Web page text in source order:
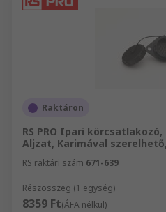
Raktáron
RS PRO Ipari körcsatlakozó,
Aljzat, Karimával szerelhető,
RS raktári szám 671-639
Részösszeg (1 egység)
8359 Ft(ÁFA nélkül)